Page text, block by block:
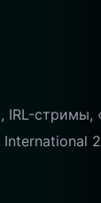
стримы,